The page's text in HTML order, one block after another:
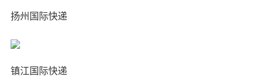
扬州国际快递
镇江国际快递